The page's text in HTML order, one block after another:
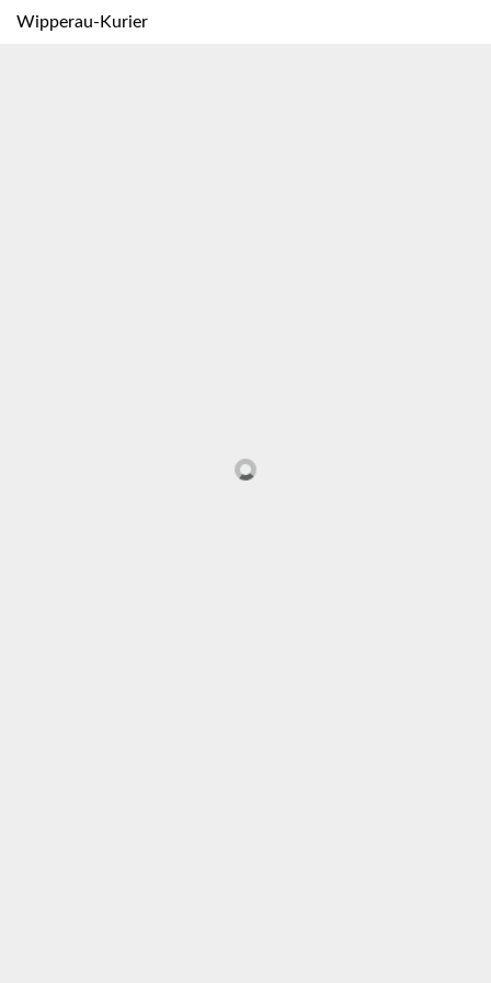
Wipperau-Kurier